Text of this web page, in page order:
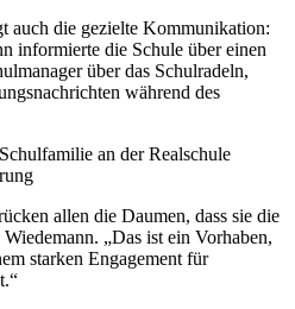
auch die gezielte Kommunikation:
informierte die Schule über einen
über das Schulradeln,
während des
an der Realschule
allen die Daumen, dass sie die
„Das ist ein Vorhaben,
starken Engagement für